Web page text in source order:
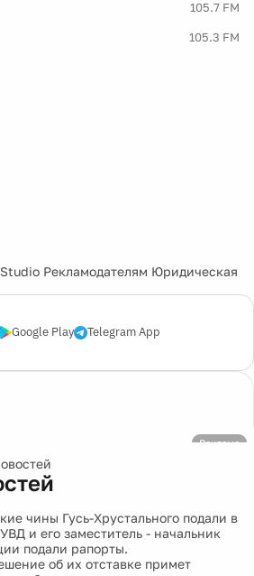
105.7 FM
105.3 FM
Рекламодателям Юридическая
Google Play Telegram App
Реклама
чины Гусь-Хрустального подали в
и его заместитель - начальник
подали рапорты.
об их отставке примет